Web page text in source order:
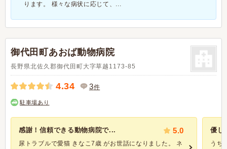
ります。 様々な病状に応じて、...
御代田町あおば動物病院
長野県北佐久郡御代田町大字草越1173-85
4.34 3件
駐車場あり
感謝！信頼できる動物病院で... 5.0
尿トラブルで愛猫 きなこ7歳 がお世話になりました。 ネ
優し
うち